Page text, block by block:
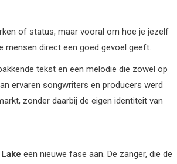
of status, maar vooral om hoe je jezelf
mensen direct een goed gevoel geeft.
tekst en een melodie die zowel op
ervaren songwriters en producers werd
zonder daarbij de eigen identiteit van
Lake een nieuwe fase aan. De zanger, die de